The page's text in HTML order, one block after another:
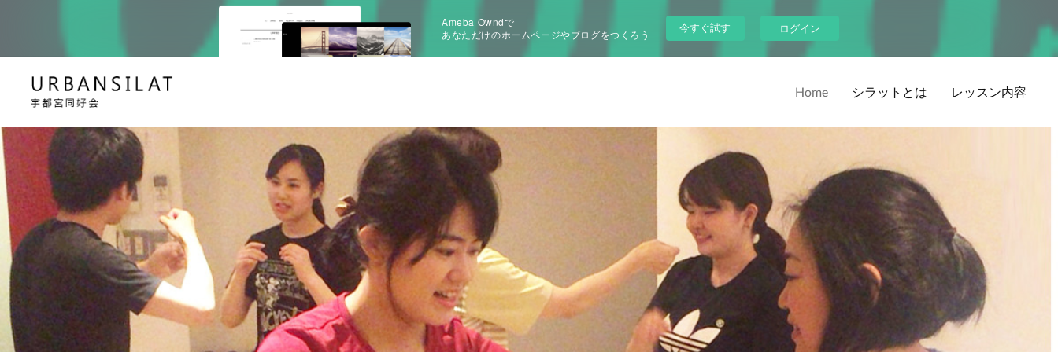
Ameba Owndで
あなただけのホームページやブログをつくろう
今すぐ試す ログイン
Home シラットとは レッスン内容